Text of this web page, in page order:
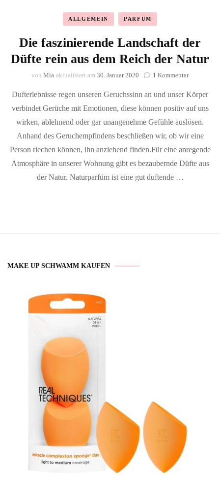
ALLGEMEIN PARFÜM
Die faszinierende Landschaft der
Düfte rein aus dem Reich der Natur
von Mia aktualisiert am 30. Januar 2020 1 Kommentarzu
Landschaft
Düfte
rein
dem
Reich
Dufterlebnisse regen unseren Geruchssinn an und unser Körper
verbindet Gerüche mit Emotionen, diese können positiv auf uns
wirken, ablehnend oder gar unangenehme Gefühle auslösen.
Anhand des Geruchempfindens beschließen wir, ob wir eine
Person riechen können, ihn anziehend finden.Für eine anregende
Atmosphäre in unserer Wohnung gibt es bezaubernde Düfte aus
der Natur. Naturparfüm ist eine gut duftende …
MAKE UP SCHWAMM KAUFEN